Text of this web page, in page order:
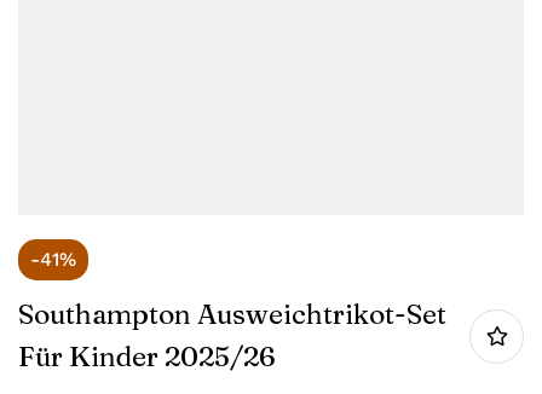
-41%
Southampton Ausweichtrikot-Set
Für Kinder 2025/26